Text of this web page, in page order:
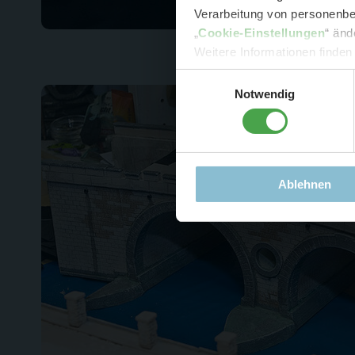
Verarbeitung von
„Cookie-Einstellungen“
Weitere Informationen
Notwendig
Ablehnen
-
-